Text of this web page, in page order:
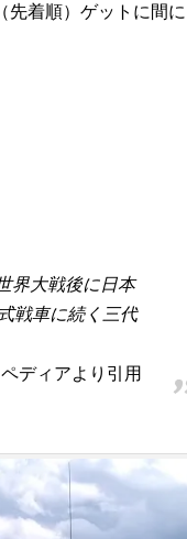
先着順）ゲットに間に
界大戦後に日本
戦車に続く三代
ディアより引用